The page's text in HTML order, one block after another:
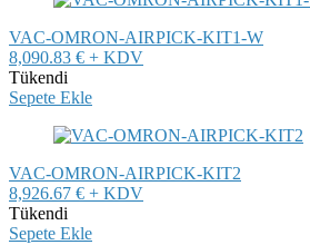
VAC-OMRON-AIRPICK-KIT1-W
8,090.83 € + KDV
Tükendi
Sepete Ekle
VAC-OMRON-AIRPICK-KIT2
8,926.67 € + KDV
Tükendi
Sepete Ekle